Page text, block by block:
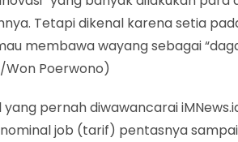
Tetapi dikenal karena setia
membawa wayang sebagai
Won Poerwono)
pernah diwawancarai
job (tarif) pentasnya sampai